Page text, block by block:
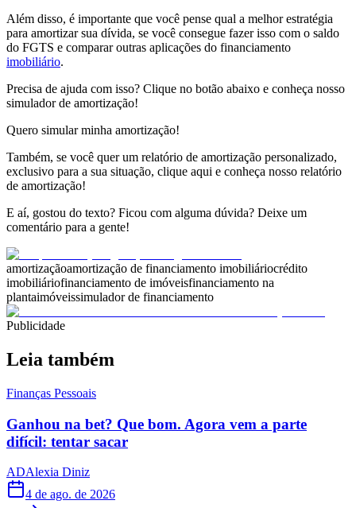
Além disso, é importante que você pense qual a melhor estratégia
para amortizar sua dívida, se você consegue fazer isso com o saldo
do FGTS e comparar outras aplicações do financiamento
imobiliário.
Precisa de ajuda com isso? Clique no botão abaixo e conheça nosso
simulador de amortização!
Quero simular minha amortização!
Também, se você quer um relatório de amortização personalizado,
exclusivo para a sua situação, clique aqui e conheça nosso relatório
de amortização!
E aí, gostou do texto? Ficou com alguma dúvida? Deixe um
comentário para a gente!
amortizaçãoamortização de financiamento imobiliáriocrédito
imobiliáriofinanciamento de imóveisfinanciamento na
plantaimóveissimulador de financiamento
Publicidade
Leia também
Finanças Pessoais
Ganhou na bet? Que bom. Agora vem a parte
difícil: tentar sacar
ADAlexia Diniz
4 de ago. de 2026